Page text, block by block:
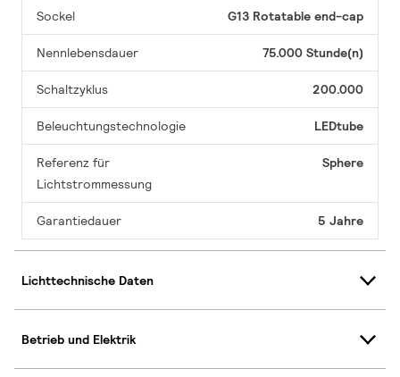
Sockel G13 Rotatable end-cap
Nennlebensdauer 75.000 Stunde(n)
Schaltzyklus 200.000
Beleuchtungstechnologie LEDtube
Referenz für
Lichtstrommessung
Sphere
Garantiedauer 5 Jahre
Lichttechnische Daten
Betrieb und Elektrik